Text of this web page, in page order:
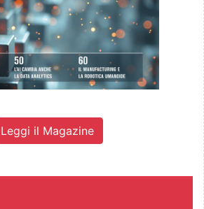
Leggi il Magazine